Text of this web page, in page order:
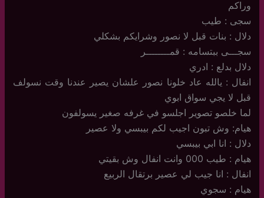
وراكم
سجى : طيب
دلال : بنات قبل لا نصور وشرايكم بشكلي
سجـــى ببتسامه : قمــــــــر
دلال بدلع : ادري
انفال : يالله عاد خلونا نصور علشان يصير عندنا وقت نسولف
قبل لا يجي سواق ابوي
لما خلصو تصوير اجلسو في غرفه صغير يسولفون
هيام: وش تبون اجيب لكم بيبسي ولا عصير
دلال : انا ابي بيبسي
هيام : طيب 000 وانت انفال وش بقيتي
انفال : انا جيب لي عصير برتقال الربيع
هيام : سجوي